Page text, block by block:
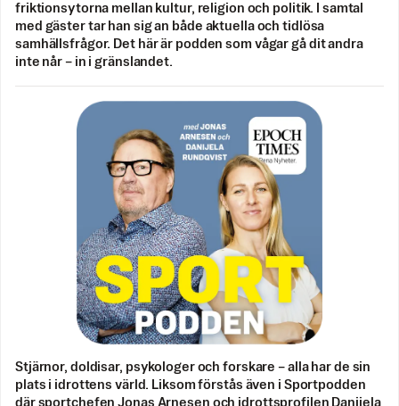
friktionsytorna mellan kultur, religion och politik. I samtal
med gäster tar han sig an både aktuella och tidlösa
samhällsfrågor. Det här är podden som vågar gå dit andra
inte når – in i gränslandet.
Stjärnor, doldisar, psykologer och forskare – alla har de sin
plats i idrottens värld. Liksom förstås även i Sportpodden
där sportchefen Jonas Arnesen och idrottsprofilen Danijela